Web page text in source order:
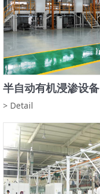
半自动有机浸渗设备
> Detail